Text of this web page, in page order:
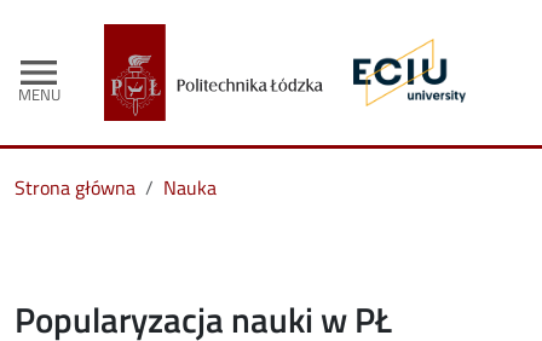
menu
MENU
Strona główna Nauka
Popularyzacja nauki w PŁ